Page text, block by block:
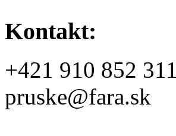
Kontakt:
+421 910 852 311
pruske@fara.sk